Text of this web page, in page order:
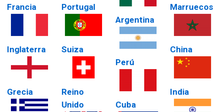
Francia
Inglaterra
Grecia
Portugal
Suiza
Reino
Unido
Argentina
Perú
Cuba
Marruecos
China
India